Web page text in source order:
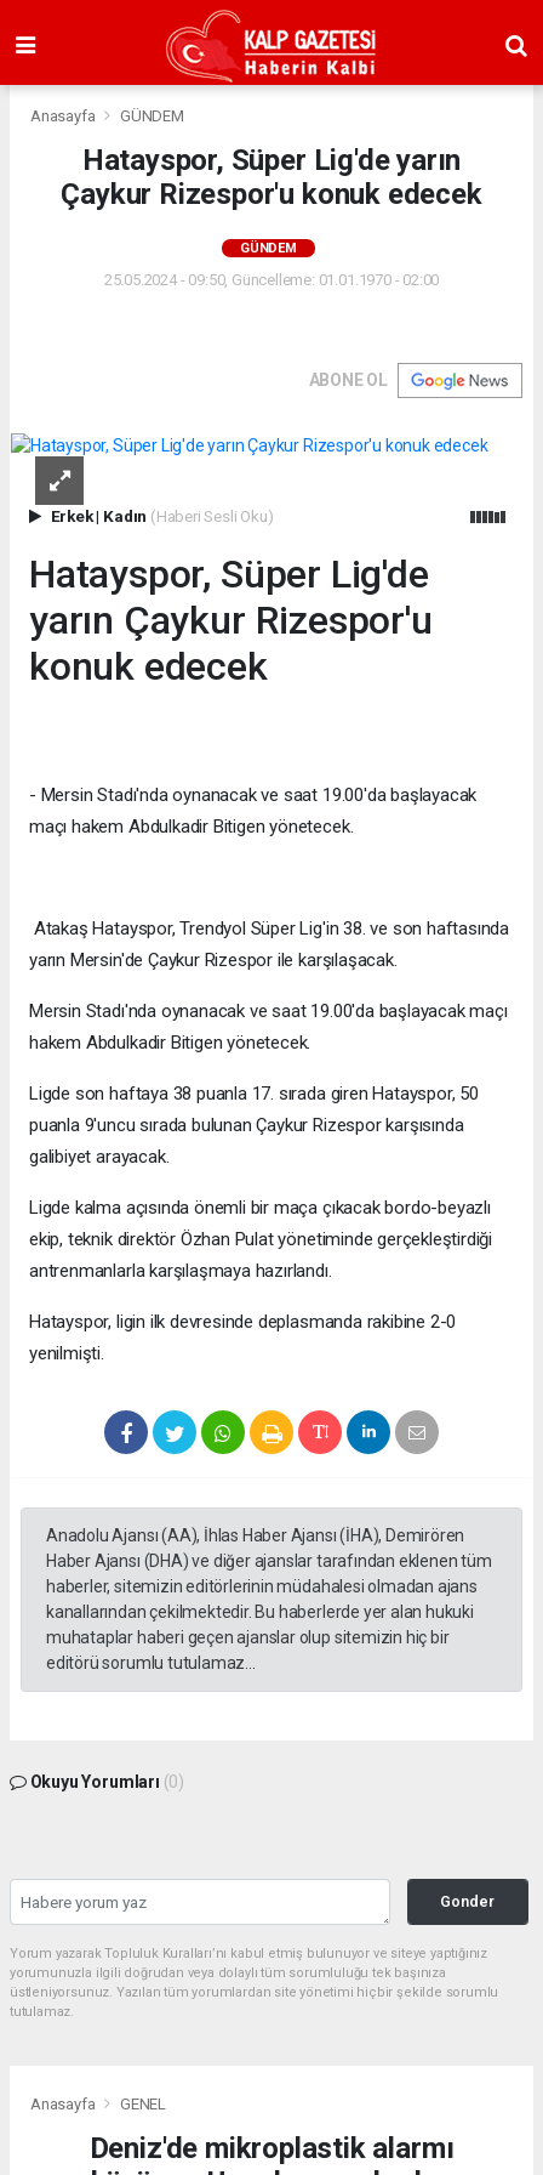
Anasayfa GÜNDEM
Hatayspor, Süper Lig'de yarın
Çaykur Rizespor'u konuk edecek
GÜNDEM
25.05.2024 - 09:50, Güncelleme: 01.01.1970 - 02:00
ABONE OL
Erkek| Kadın (Haberi Sesli Oku)
Hatayspor, Süper Lig'de
yarın Çaykur Rizespor'u
konuk edecek
- Mersin Stadı'nda oynanacak ve saat 19.00'da başlayacak
maçı hakem Abdulkadir Bitigen yönetecek.
Atakaş Hatayspor, Trendyol Süper Lig'in 38. ve son haftasında
yarın Mersin'de Çaykur Rizespor ile karşılaşacak.
Mersin Stadı'nda oynanacak ve saat 19.00'da başlayacak maçı
hakem Abdulkadir Bitigen yönetecek.
Ligde son haftaya 38 puanla 17. sırada giren Hatayspor, 50
puanla 9'uncu sırada bulunan Çaykur Rizespor karşısında
galibiyet arayacak.
Ligde kalma açısında önemli bir maça çıkacak bordo-beyazlı
ekip, teknik direktör Özhan Pulat yönetiminde gerçekleştirdiği
antrenmanlarla karşılaşmaya hazırlandı.
Hatayspor, ligin ilk devresinde deplasmanda rakibine 2-0
yenilmişti.
Anadolu Ajansı (AA), İhlas Haber Ajansı (İHA), Demirören
Haber Ajansı (DHA) ve diğer ajanslar tarafından eklenen tüm
haberler, sitemizin editörlerinin müdahalesi olmadan ajans
kanallarından çekilmektedir. Bu haberlerde yer alan hukuki
muhataplar haberi geçen ajanslar olup sitemizin hiç bir
editörü sorumlu tutulamaz...
Okuyu Yorumları (0)
Gonder
Yorum yazarak Topluluk Kuralları’nı kabul etmiş bulunuyor ve siteye yaptığınız
yorumunuzla ilgili doğrudan veya dolaylı tüm sorumluluğu tek başınıza
üstleniyorsunuz. Yazılan tüm yorumlardan site yönetimi hiçbir şekilde sorumlu
tutulamaz.
Anasayfa GENEL
Deniz'de mikroplastik alarmı